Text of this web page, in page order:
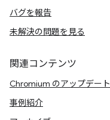
バグを報告
未解決の問題を見る
関連コンテンツ
Chromium のアップデート
事例紹介